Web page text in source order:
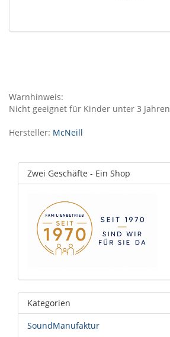
Warnhinweis:
Nicht geeignet für Kinder unter 3 Jahren
Hersteller: McNeill
Zwei Geschäfte - Ein Shop
Kategorien
SoundManufaktur